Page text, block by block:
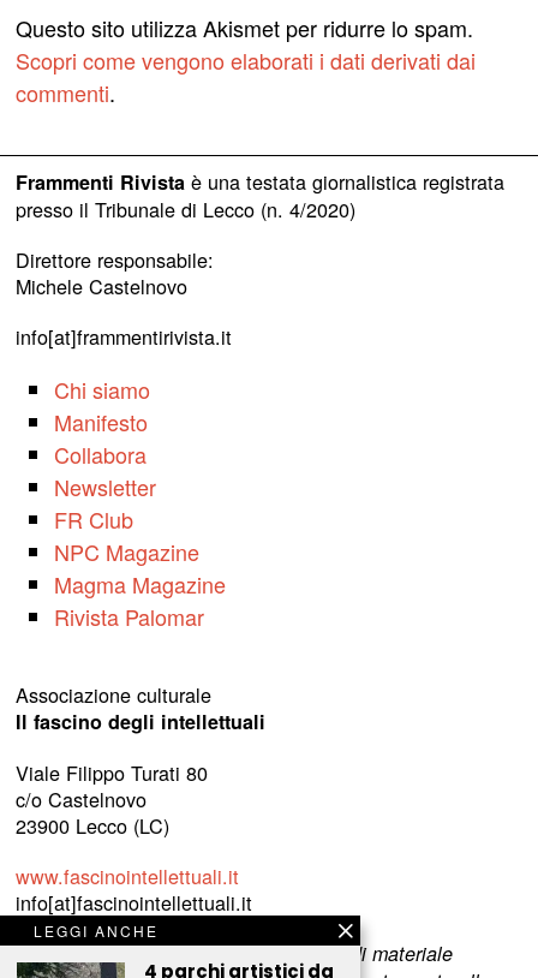
Questo sito utilizza Akismet per ridurre lo spam.
Scopri come vengono elaborati i dati derivati dai
commenti.
Frammenti Rivistaè una testata giornalistica registrata
presso il Tribunale di Lecco (n. 4/2020)
Direttore responsabile:
Michele Castelnovo
info[at]frammentirivista.it
Chi siamo
Manifesto
Collabora
Newsletter
FR Club
NPC Magazine
Magma Magazine
Rivista Palomar
Associazione culturale
Il fascino degli intellettuali
Viale Filippo Turati 80
c/o Castelnovo
23900 Lecco (LC)
www.fascinointellettuali.it
info[at]fascinointellettuali.it
Per segnalare eventuali errori nell’uso di materiale
LEGGI ANCHE
4 parchi artistici da